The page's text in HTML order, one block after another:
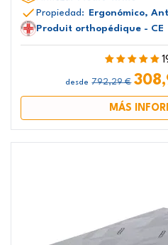
Propiedad:
Ergonómico,
Produit orthopédique - CE
desde 792,29 €
MÁS